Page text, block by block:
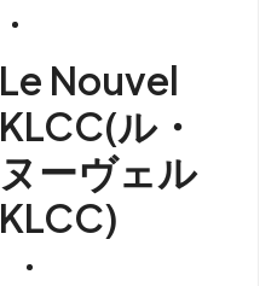
Le Nouvel
KLCC(ル・
ヌーヴェル
KLCC)